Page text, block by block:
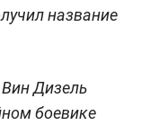
название
Дизель
боевике